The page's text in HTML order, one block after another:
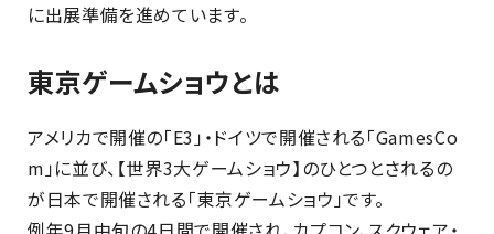
に出展準備を進めています。
東京ゲームショウとは
アメリカで開催の「E3」・ドイツで開催される「GamesCo
m」に並び、【世界3大ゲームショウ】のひとつとされるの
が日本で開催される「東京ゲームショウ」です。